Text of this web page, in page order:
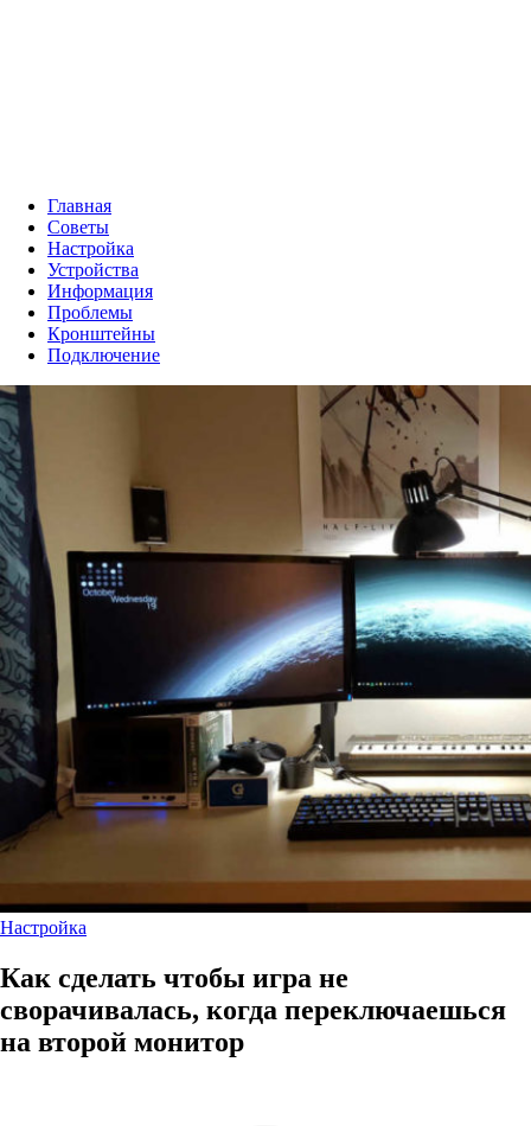
Главная
Советы
Настройка
Устройства
Информация
Проблемы
Кронштейны
Подключение
Настройка
Как сделать чтобы игра не
сворачивалась, когда переключаешься
на второй монитор